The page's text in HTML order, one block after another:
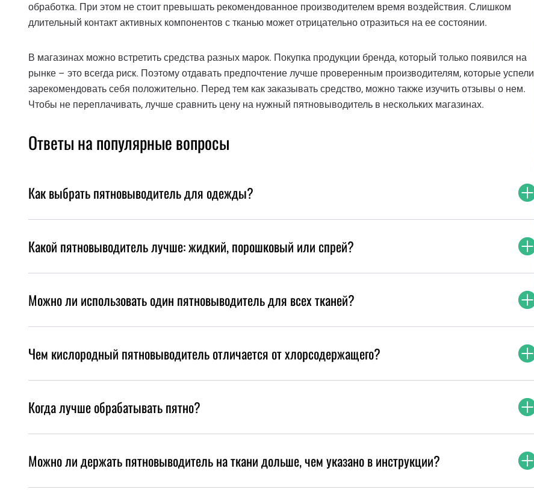
обработка. При этом не стоит превышать рекомендованное производителем время воздействия. Слишком
длительный контакт активных компонентов с тканью может отрицательно отразиться на ее состоянии.
В магазинах можно встретить средства разных марок. Покупка продукции бренда, который только появился на
рынке – это всегда риск. Поэтому отдавать предпочтение лучше проверенным производителям, которые успели
зарекомендовать себя положительно. Перед тем как заказывать средство, можно также изучить отзывы о нем.
Чтобы не переплачивать, лучше сравнить цену на нужный пятновыводитель в нескольких магазинах.
Ответы на популярные вопросы
Как выбрать пятновыводитель для одежды?
Какой пятновыводитель лучше: жидкий, порошковый или спрей?
Можно ли использовать один пятновыводитель для всех тканей?
Чем кислородный пятновыводитель отличается от хлорсодержащего?
Когда лучше обрабатывать пятно?
Можно ли держать пятновыводитель на ткани дольше, чем указано в инструкции?